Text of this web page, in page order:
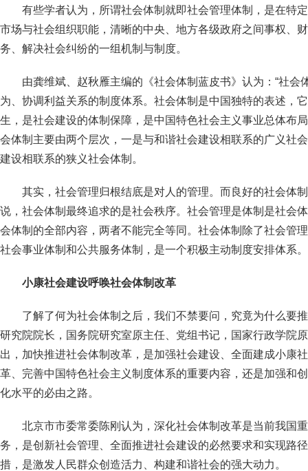
有些学者认为，所谓社会体制就即社会管理体制，是在特
市场与社会组织职能，清晰的中央、地方各级政府之间事权、
务、解决社会纠纷的一组机制与制度。
由龚维斌、赵秋雁主编的《社会体制蓝皮书》认为：“社会
为、协调利益关系的制度体系。社会体制是中国独特的表述，
生，是社会建设的体制保障，是中国特色社会主义事业总体布
会体制主要由两个层次，一是与和谐社会建设相联系的广义社
建设相联系的狭义社会体制。
其实，社会管理归根结底是对人的管理。而良好的社会体
说，社会体制最终追求的是社会秩序。社会管理是体制是社会
会体制的全部内容，两者不能完全等同。社会体制除了社会管
社会事业体制和公共服务体制，是一个积极主动制度安排体系。
小康社会建设呼唤社会体制改革
了解了何为社会体制之后，我们不禁要问，究竟为什么要
研究院院长，国务院研究室原主任、党组书记，国家行政学院
出，加快推进社会体制改革，是加强社会建设、全面建成小康
革、完善中国特色社会主义制度体系的重要内容，还是加强和
化水平的必由之路。
北京市市委常委陈刚认为，深化社会体制改革是当前我国
务，是创新社会管理、全面推进社会建设的必然要求和实现路
措，是激发人民群众创造活力、构建和谐社会的强大动力。